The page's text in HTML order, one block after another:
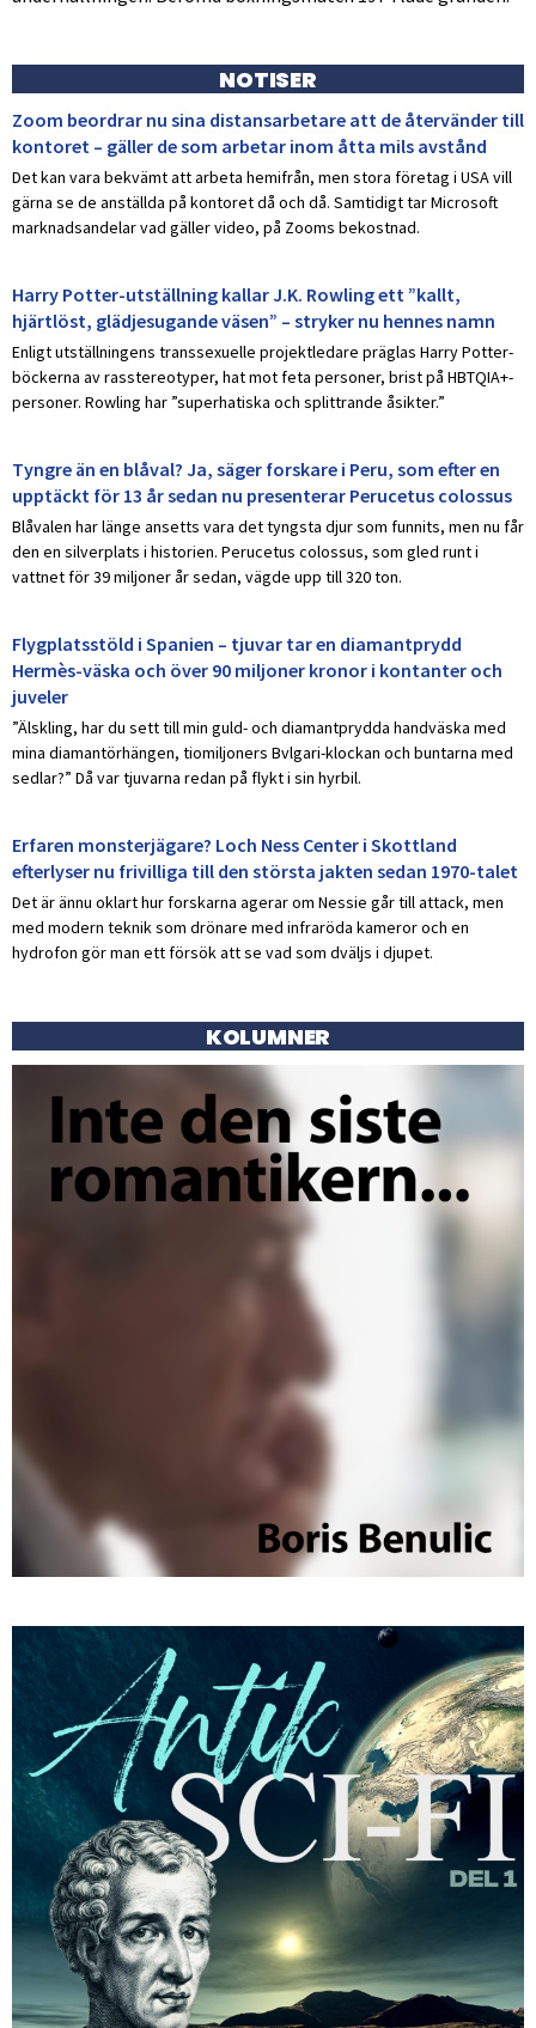
NOTISER
Zoom beordrar nu sina distansarbetare att de återvänder till
kontoret – gäller de som arbetar inom åtta mils avstånd
Det kan vara bekvämt att arbeta hemifrån, men stora företag i USA vill
gärna se de anställda på kontoret då och då. Samtidigt tar Microsoft
marknadsandelar vad gäller video, på Zooms bekostnad.
Harry Potter-utställning kallar J.K. Rowling ett ”kallt,
hjärtlöst, glädjesugande väsen” – stryker nu hennes namn
Enligt utställningens transsexuelle projektledare präglas Harry Potter-
böckerna av rasstereotyper, hat mot feta personer, brist på HBTQIA+-
personer. Rowling har ”superhatiska och splittrande åsikter.”
Tyngre än en blåval? Ja, säger forskare i Peru, som efter en
upptäckt för 13 år sedan nu presenterar Perucetus colossus
Blåvalen har länge ansetts vara det tyngsta djur som funnits, men nu får
den en silverplats i historien. Perucetus colossus, som gled runt i
vattnet för 39 miljoner år sedan, vägde upp till 320 ton.
Flygplatsstöld i Spanien – tjuvar tar en diamantprydd
Hermès-väska och över 90 miljoner kronor i kontanter och
juveler
”Älskling, har du sett till min guld- och diamantprydda handväska med
mina diamantörhängen, tiomiljoners Bvlgari-klockan och buntarna med
sedlar?” Då var tjuvarna redan på flykt i sin hyrbil.
Erfaren monsterjägare? Loch Ness Center i Skottland
efterlyser nu frivilliga till den största jakten sedan 1970-talet
Det är ännu oklart hur forskarna agerar om Nessie går till attack, men
med modern teknik som drönare med infraröda kameror och en
hydrofon gör man ett försök att se vad som dväljs i djupet.
KOLUMNER